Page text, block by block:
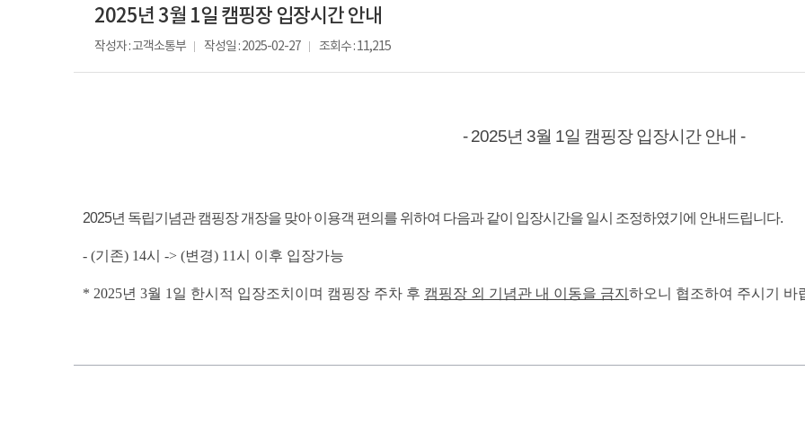
2025년 3월 1일 캠핑장 입장시간 안내
작성자 : 고객소통부 작성일 : 2025-02-27 조회수 : 11,215
- 2025년 3월 1일 캠핑장 입장시간 안내 -
2025년 독립기념관 캠핑장 개장을 맞아 이용객 편의를 위하여 다음과 같이 입장시간을 일시 조정하였기에 안내드립니다.
- (기존) 14시 -> (변경) 11시 이후 입장가능
* 2025년 3월 1일 한시적 입장조치이며 캠핑장 주차 후 캠핑장 외 기념관 내 이동을 금지 하오니 협조하여 주시기 바